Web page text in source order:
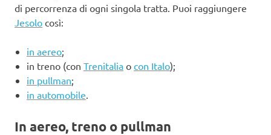
di percorrenza di ogni singola tratta. Puoi raggiungere
Jesolo così:
in aereo;
in treno (con Trenitalia o con Italo);
in pullman;
in automobile
In aereo, treno o pullman